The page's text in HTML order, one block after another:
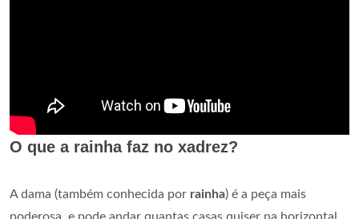
O que a rainha faz no xadrez?
A dama (também conhecida por rainha) é a peça mais